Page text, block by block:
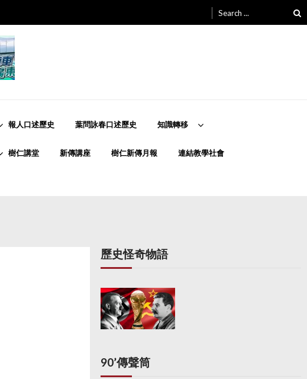
for:
報人口述歷史 葉問詠春口述歷史 知識轉移
樹仁講堂 新傳講座 樹仁新傳月報 連結教學社會
歷史怪奇物語
90’傳聲筒